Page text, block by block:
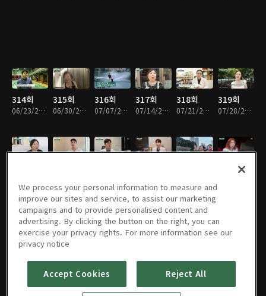
314회
06/23/2024 • 45분
315회
06/30/2024 • 45분
316회
07/07/2024 • 46분
317회
07/14/2024 • 46분
318회
07/21/2024 • 45분
319회
07/28/2024 • 46분
325회
326회
09/22/2024 • 46분
327회 328회 329회 330회 331회
We process your personal information to measure and
improve our sites and service, to assist our marketing
campaigns and to provide personalised content and
advertising. By clicking the button on the right, you can
exercise your privacy rights. For more information see our
privacy notice
Accept Cookies Reject All